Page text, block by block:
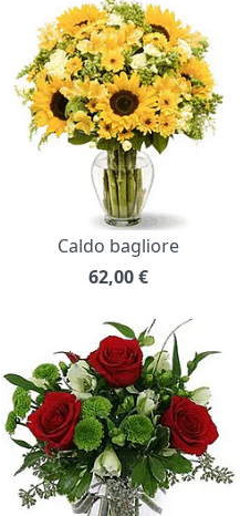
Caldo bagliore
62,00€